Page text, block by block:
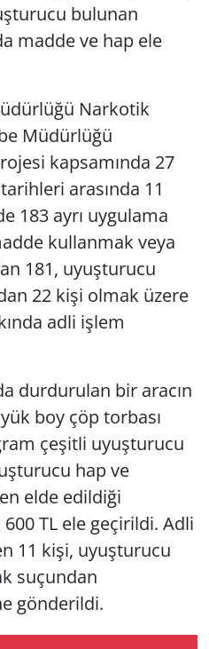
bulunan
madde ve hap ele
Narkotik
Müdürlüğü
kapsamında 27
arasında 11
183 ayrı uygulama
kullanmak veya
181, uyuşturucu
22 kişi olmak üzere
adli işlem
durdurulan bir aracın
boy çöp torbası
çeşitli uyuşturucu
hap ve
elde edildiği
TL ele geçirildi. Adli
11 kişi, uyuşturucu
suçundan
gönderildi.